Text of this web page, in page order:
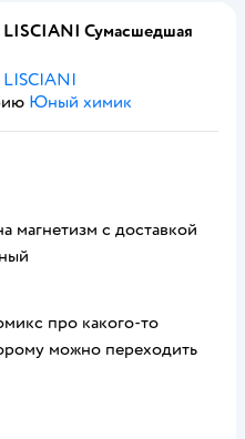
Сумасшедшая
LISCIANI
Юный химик
с доставкой
про какого-то
можно переходить